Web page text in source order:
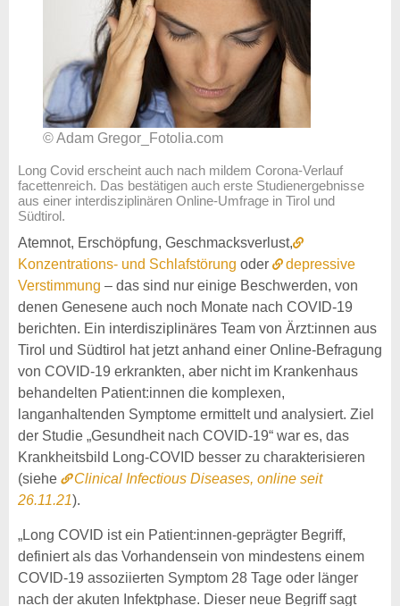
© Adam Gregor_Fotolia.com
Long Covid erscheint auch nach mildem Corona-Verlauf
facettenreich. Das bestätigen auch erste Studienergebnisse
aus einer interdisziplinären Online-Umfrage in Tirol und
Südtirol.
Atemnot, Erschöpfung, Geschmacksverlust,
Konzentrations- und Schlafstörung oder
depressive
Verstimmung – das sind nur einige Beschwerden, von
denen Genesene auch noch Monate nach COVID-19
berichten. Ein interdisziplinäres Team von Ärzt:innen aus
Tirol und Südtirol hat jetzt anhand einer Online-Befragung
von COVID-19 erkrankten, aber nicht im Krankenhaus
behandelten Patient:innen die komplexen,
langanhaltenden Symptome ermittelt und analysiert. Ziel
der Studie „Gesundheit nach COVID-19“ war es, das
Krankheitsbild Long-COVID besser zu charakterisieren
(siehe
Clinical Infectious Diseases, online seit
26.11.21).
„Long COVID ist ein Patient:innen-geprägter Begriff,
definiert als das Vorhandensein von mindestens einem
COVID-19 assoziierten Symptom 28 Tage oder länger
nach der akuten Infektphase. Dieser neue Begriff sagt